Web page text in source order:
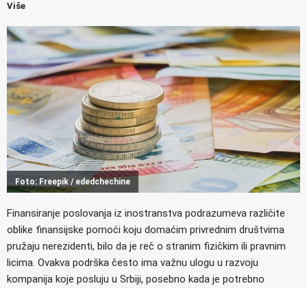
Više
Foto: Freepik / ededchechine
Finansiranje poslovanja iz inostranstva podrazumeva različite
oblike finansijske pomoći koju domaćim privrednim društvima
pružaju nerezidenti, bilo da je reč o stranim fizičkim ili pravnim
licima. Ovakva podrška često ima važnu ulogu u razvoju
kompanija koje posluju u Srbiji, posebno kada je potrebno